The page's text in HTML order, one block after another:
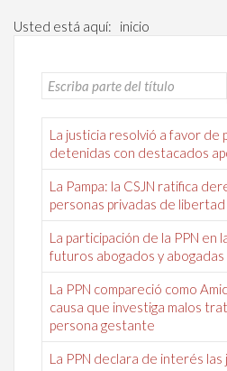
Usted está aquí: inicio
La justicia resolvió a favor de
detenidas con destacados
La Pampa: la CSJN ratifica
personas privadas de libertad
La participación de la PPN en
futuros abogados y abogadas
La PPN compareció como
causa que investiga malos
persona gestante
La PPN declara de interés